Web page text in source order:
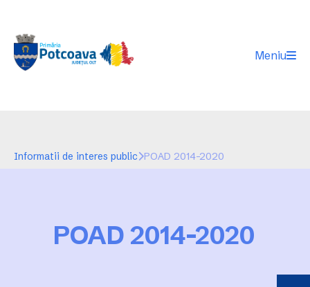
Meniu
Informatii de interes public POAD 2014-2020
POAD 2014-2020